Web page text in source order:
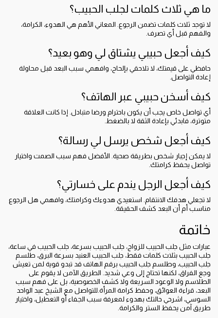
ما هي ثلاث كلمات لجلب الحبيب؟
لا توجد ثلاث كلمات تضمن الرجوع. المعاني الأهم هي الهدوء، الكرامة،
والفهم قبل أي تصرف.
كيف أجعل حبيبي يشتاق لي وهو بعيد؟
حافظي على قيمتك، لا تلاحقي بإلحاح، وافهمي سبب البعد قبل محاولة
إعادة التواصل.
كيف أسخن حبيبي عبر الهاتف؟
أي تواصل خاص يجب أن يكون باحترام ورضا متبادل. إذا كانت العلاقة
متوترة، فابدئي بإعادة الثقة لا بالضغط.
كيف أجعل شخص يرسل لي رسالة؟
لا يمكن إجبار شخص بطريقة صحية. الأفضل فهم سبب الصمت واختيار
تواصل يحفظ كرامتك.
كيف أجعل الرجل يندم على خسارتي؟
لا تجعلي هدفك الانتقام. استعيدي هدوءك وكرامتك، وافهمي هل الرجوع
مناسب أم أن البعد كشف الحقيقة.
خاتمة
عبارات مثل جلب الحبيب للزواج، جلب الحبيب بسرعة، جلب الحبيب في ساعة،
جلب الحبيب بثلاث كلمات فقط، جلب الحبيب العنيد بسرعة البرق، طلسم
جلب الحبيب، وطلسم جلب الحبيب برقم الهاتف قد تبدو قوية لمن تعيش
وجع الفراق، لكنها تحتاج إلى وعي شديد. الطريق الآمن لا يقوم على
الطلاسم ولا الوعود السريعة ولا كشف الخصوصية، بل على فهم سبب
البعد، قراءة العوائق، وحفظ كرامة المرأة.للتواصل مع الشيخ عبد الواحد
السوسي، اشرحي حالتك بهدوء لمعرفة سبب الجفاء أو التعطيل، واختيار
طريق آمن يحفظ الستر والكرامة.